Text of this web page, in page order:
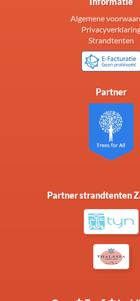
Algemene
Strandtenten
Partner
Partner strandtenten